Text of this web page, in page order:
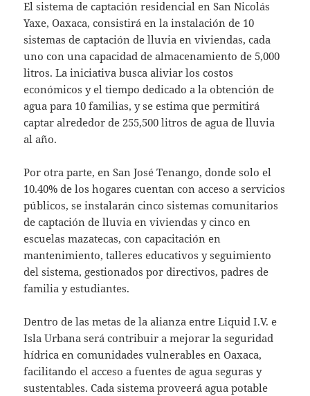
El sistema de captación residencial en San Nicolás
Yaxe, Oaxaca, consistirá en la instalación de 10
sistemas de captación de lluvia en viviendas, cada
uno con una capacidad de almacenamiento de 5,000
litros. La iniciativa busca aliviar los costos
económicos y el tiempo dedicado a la obtención de
agua para 10 familias, y se estima que permitirá
captar alrededor de 255,500 litros de agua de lluvia
al año.
Por otra parte, en San José Tenango, donde solo el
10.40% de los hogares cuentan con acceso a servicios
públicos, se instalarán cinco sistemas comunitarios
de captación de lluvia en viviendas y cinco en
escuelas mazatecas, con capacitación en
mantenimiento, talleres educativos y seguimiento
del sistema, gestionados por directivos, padres de
familia y estudiantes.
Dentro de las metas de la alianza entre Liquid I.V. e
Isla Urbana será contribuir a mejorar la seguridad
hídrica en comunidades vulnerables en Oaxaca,
facilitando el acceso a fuentes de agua seguras y
sustentables. Cada sistema proveerá agua potable